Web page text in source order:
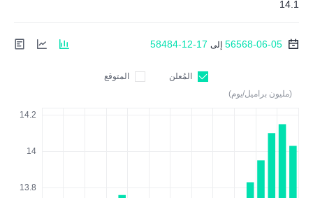
14.1
56568-06-05 إلى 58484-12-17
المُعلن
المتوقع
(مليون براميل/يوم)